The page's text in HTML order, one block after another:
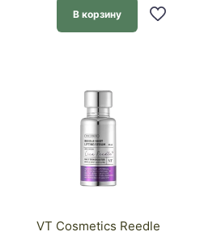
В корзину
VT Cosmetics Reedle